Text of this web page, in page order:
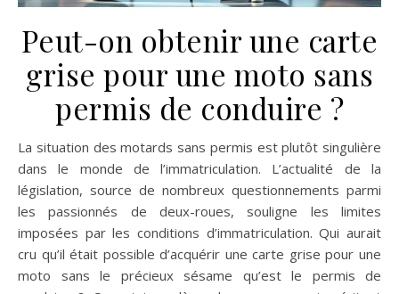
Peut-on obtenir une carte
grise pour une moto sans
permis de conduire ?
La situation des motards sans permis est plutôt singulière
dans le monde de l’immatriculation. L’actualité de la
législation, source de nombreux questionnements parmi
les passionnés de deux-roues, souligne les limites
imposées par les conditions d’immatriculation. Qui aurait
cru qu’il était possible d’acquérir une carte grise pour une
moto sans le précieux sésame qu’est le permis de